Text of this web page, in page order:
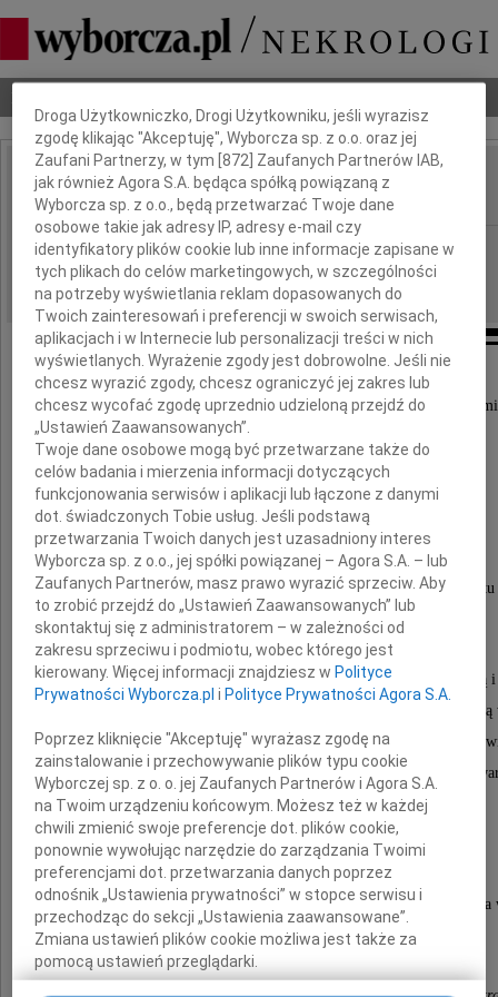
IMIĘ I NAZWISKO: Agnieszka Czernek
REGION: Łódź
DATA EMISJI: 13.05.2026
Z głębokim smutkiem przyjęliśmy wiadomość o
Śp.
Agnieszki Czernek
Sekretarki na Wydziale Prawa i Administracji
naszej Koleżanki i Współpracowniczki.
Agnieszka była osobą niezwykle życzliwą, zaangażowaną
Zawsze gotowa nieść pomoc - swoją codzienną pracą i postawą
serdeczność oraz dobrą atmosferę do naszego
Na zawsze pozostanie w naszej pamięci jako ciepła, oddana i
Rodzinie i Bliskim
przekazujemy wyrazy szczerego współczucia oraz słowa
w tym trudnym czasie.
Dbamy o Twoją prywatność
Droga Użytkowniczko, Drogi Użytkowniku, jeśli wyrazisz
zgodę klikając "Akceptuję", Wyborcza sp. z o.o. oraz jej
Zaufani Partnerzy, w tym [872 ] Zaufanych Partnerów IAB,
jak również Agora S.A. będąca spółką powiązaną z
Wyborcza sp. z o.o., będą przetwarzać Twoje dane
osobowe takie jak adresy IP, adresy e-mail czy
identyfikatory plików cookie lub inne informacje zapisane w
tych plikach do celów marketingowych, w szczególności
na potrzeby wyświetlania reklam dopasowanych do
Twoich zainteresowań i preferencji w swoich serwisach,
aplikacjach i w Internecie lub personalizacji treści w nich
wyświetlanych. Wyrażenie zgody jest dobrowolne. Jeśli nie
chcesz wyrazić zgody, chcesz ograniczyć jej zakres lub
chcesz wycofać zgodę uprzednio udzieloną przejdź do
„Ustawień Zaawansowanych”.
Twoje dane osobowe mogą być przetwarzane także do
celów badania i mierzenia informacji dotyczących
funkcjonowania serwisów i aplikacji lub łączone z danymi
dot. świadczonych Tobie usług. Jeśli podstawą
przetwarzania Twoich danych jest uzasadniony interes
Wyborcza sp. z o.o., jej spółki powiązanej – Agora S.A. – lub
Zaufanych Partnerów, masz prawo wyrazić sprzeciw. Aby
to zrobić przejdź do „Ustawień Zaawansowanych” lub
skontaktuj się z administratorem – w zależności od
zakresu sprzeciwu i podmiotu, wobec którego jest
kierowany. Więcej informacji znajdziesz w Polityce
Prywatności Wyborcza.pl i Polityce Prywatności Agora S.A.
Poprzez kliknięcie "Akceptuję" wyrażasz zgodę na
zainstalowanie i przechowywanie plików typu cookie
Wyborczej sp. z o. o. jej Zaufanych Partnerów i Agora S.A.
na Twoim urządzeniu końcowym. Możesz też w każdej
chwili zmienić swoje preferencje dot. plików cookie,
ponownie wywołując narzędzie do zarządzania Twoimi
preferencjami dot. przetwarzania danych poprzez
odnośnik „Ustawienia prywatności” w stopce serwisu i
przechodząc do sekcji „Ustawienia zaawansowane”.
Zmiana ustawień plików cookie możliwa jest także za
pomocą ustawień przeglądarki.